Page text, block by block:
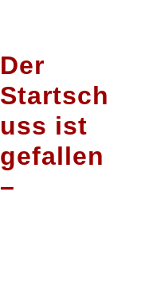
Der
Startsch
uss ist
gefallen
–